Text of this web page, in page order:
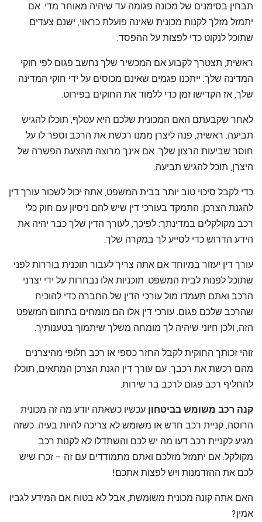
תבחין בסימנים של מכונה פגומה עד שיהיה מאוחר מדי. אם
יתמזל מזלך לקנות מכונית שאינה פועלת כראוי, ישנם צעדים
שתוכל לנקוט כדי לפצות על ההפסד.
ראשית, תצטרך לקבוע אם המכשיר שלך נחשב פגום לפי חוקי
המדינה שלך. ייתכנו פגמים שאינם מכוסים על ידי חוקי המדינה
שלך, אז הקדישו זמן כדי ללמוד את החוקים בפירוט.
לאחר שקבעתם האם המכונית שלכם היא עטלף, תוכלו להגיש
תביעה. ראשית, פנה ליצרן ממנו רכשת את הרכב וספר לו על
חוסר שביעות הרצון שלך. אם אינך מרוצה מהצעת הפשרה של
היצרן, תוכל להגיש תביעה.
כדי לקבל סיכוי טוב יותר בבית המשפט, אתה יכול לשכור עורך דין
להגנת הצרכן. התמקד בעורכי דין שיש להם ניסיון עם חוק כלי
רכב מקולקלים במדינתך; לפיכך, לעורך הדין שלך כבר יהיה את
הידע הדרוש כדי לסייע לך במקרה שלך.
עורך דין יעזור במיוחד אם אתה צריך לעבור תוכנית בוררות לפני
שתוכל לפנות לבית המשפט. תוכניות אלו נבחרות על ידי יצרני
הרכב ואתם תעמדו מול עורכי הדין של החברה כדי להוכיח
שהרכב שלכם פגום. עורכי דין אלו הם מומחים בתחום המשפט
הזה, ולכן חיוני שיהיה לך מומחה משלך שיתמוך בטענותיך.
זוהי זכותך החוקית לקבל החזר כספי או רכב חלופי מהיצרנים
מהם רכשת את רכבך. עם עורך דין הגנת הצרכן המתאים, תוכלו
להחליף רכב פגום לרכב בר שירות.
קנה רכב משומש בביטחון עכשיו כשאתה יודע מה זה מכונית
הרוסה, קניית רכב חדש או משומש לא צריכה להיות בעיה. כשזה
מגיע לקניית רכב דעו מה יש לכם והשתדלו לא לקנות רכב
מקולקל. אם יתמזל מזלכם ואתם מתמודדים עם זה – זכרו שיש
לכם את ההזדמנות ויש לפצות אתכם!
האם אתה קונה מכונית משומשת, אבל לא בטוח אם המידע לגביו
אמין?